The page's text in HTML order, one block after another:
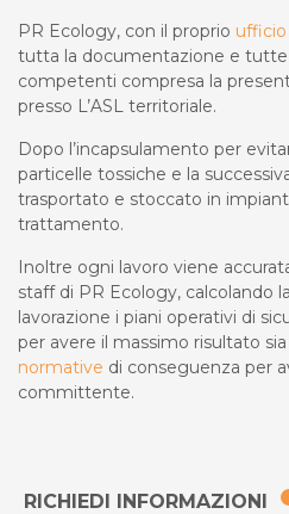
PR Ecology, con il proprio
tutta la documentazione e tutte
competenti compresa la
presso L’ASL territoriale.
Dopo l’incapsulamento per
particelle tossiche e la
trasportato e stoccato in
trattamento.
Inoltre ogni lavoro viene
staff di PR Ecology, calcolando
lavorazione i piani operativi di
per avere il massimo risultato
normative di conseguenza per
committente.
RICHIEDI INFORMAZIONI